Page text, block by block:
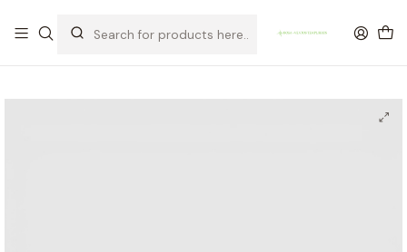
OFERTA DE PORTES DE ENVIO em compras para Portugal superiores a
80€ de artigos sem promoção